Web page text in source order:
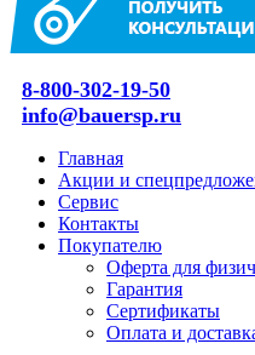
8-800-302-19-50
info@bauersp.ru
Главная
Акции и
Сервис
Контакты
Покупателю
Оферта для
Гарантия
Сертификаты
Оплата и